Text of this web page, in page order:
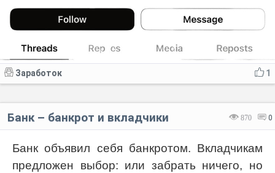
1
Заработок
870 0
Банк – банкрот и вкладчики
Банк объявил себя банкротом. Вкладчикам
предложен выбор: или забрать ничего, но